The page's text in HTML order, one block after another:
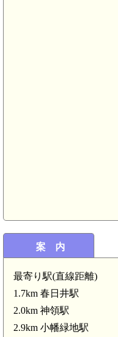
案 内
最寄り駅(直線距離)
1.7km 春日井駅
2.0km 神領駅
2.9km 小幡緑地駅
張 大草城(小牧市)(5.9km)